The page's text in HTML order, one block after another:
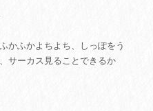
かふかよちよち、しっぽをう
サーカス見ることできるか